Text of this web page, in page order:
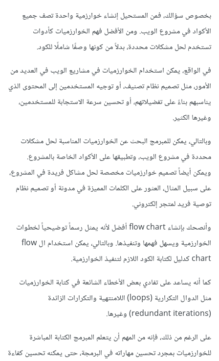
بخصوص سؤالك، فمن المستحيل إنشاء خوارزمية واحدة تصف جميع
الأكواد في مشروع الويب. ومن الأفضل فهم الخوارزميات كأدوات
تستخدم لحل مشكلات محددة، بدلاً من كونها وصفًا شاملًا للكود.
في الواقع، يمكن استخدام الخوارزميات في مشاريع الويب في العديد من
الأمور، مثل تصميم نظام تصنيف، أو توجيه المستخدمين إلى المحتوى الذي
يناسبهم بناءً على تفضيلاتهم، أو تحسين سرعة الاستجابة للمستخدمين،
وغيرها الكثير.
وبالتالي، يمكن للمبرمج البحث عن الخوارزميات المناسبة لحل مشكلات
محددة في مشروع الويب، وتطبيقها على الأكواد الخاصة بالمشروع.
ويمكن أيضاً تصميم خوارزميات مخصصة لحل مشاكل فريدة في المشروع،
على سبيل المثال، العثور على الكلمات المميزة في مدونة أو تصميم نظام
توصية فريد لمتجر إلكتروني.
وأنصحك بإنشاء flow chart أفضل لأنه يمثل رسماً توضيحياً لخطوات
الخوارزمية ويسهل فهمها وتنفيذها. وبالتالي، يمكن استخدام ال flow
chart كدليل لكتابة الكود اللازم لتنفيذ الخوارزمية.
كما أنه يساعد على تفادي بعض الأخطاء الشائعة في كتابة الخوارزميات
مثل الدوال التكرارية (loops) اللامنتهية والتكرارات الزائدة
على الرغم من ذلك، فإنه من المهم أن يتعلم المبرمج الكتابة المباشرة
للخوارزميات بمجرد تحسين مهاراته في البرمجة، حتى يمكنه تحسين كفاءة